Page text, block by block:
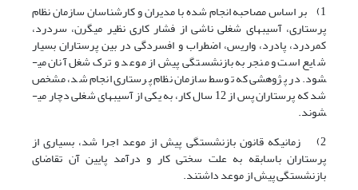
1) بر اساس مصاحبه انجام شده با مدیران و کارشناسان سازمان نظام
پرستاری، آسیب­های شغلی ناشی از فشار کاری نظیر میگرن، سردرد،
کمردرد، پادرد، واریس، اضطراب و افسردگی در بین پرستاران بسیار
شایع است و منجر به بازنشستگی پیش از موعد و ترک شغل آنان می­
شود. در پژوهشی که توسط سازمان نظام پرستاری انجام شد، مشخص
شد که پرستاران پس از 12 سال کار، به یکی از آسیب­های شغلی دچار می­
شوند.
2) زمانی­که قانون بازنشستگی پیش از موعد اجرا شد، بسیاری از
پرستاران باسابقه به علت سختی کار و درآمد پایین آن تقاضای
بازنشستگی پیش از موعد داشتند.